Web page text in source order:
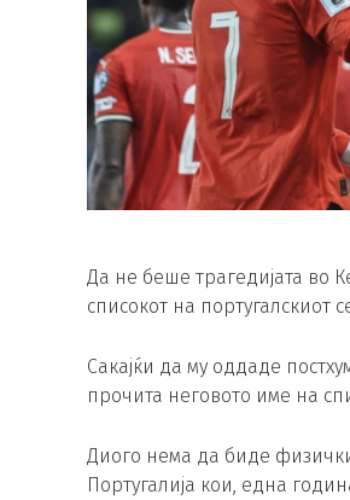
Да не беше трагедијата во
списокот на португалскиот
Сакајќи да му оддаде
прочита неговото име на
Диого нема да биде
Португалија кои, една